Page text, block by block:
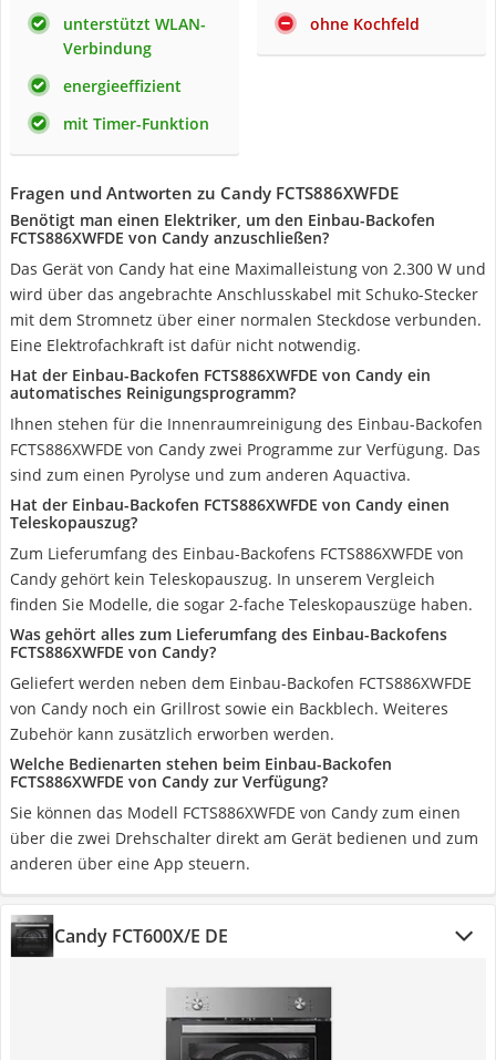
unterstützt WLAN-
Verbindung
energieeffizient
mit Timer-Funktion
ohne Kochfeld
Fragen und Antworten zu Candy FCTS886XWFDE
Benötigt man einen Elektriker, um den Einbau-Backofen
FCTS886XWFDE von Candy anzuschließen?
Das Gerät von Candy hat eine Maximalleistung von 2.300 W und
wird über das angebrachte Anschlusskabel mit Schuko-Stecker
mit dem Stromnetz über einer normalen Steckdose verbunden.
Eine Elektrofachkraft ist dafür nicht notwendig.
Hat der Einbau-Backofen FCTS886XWFDE von Candy ein
automatisches Reinigungsprogramm?
Ihnen stehen für die Innenraumreinigung des Einbau-Backofen
FCTS886XWFDE von Candy zwei Programme zur Verfügung. Das
sind zum einen Pyrolyse und zum anderen Aquactiva.
Hat der Einbau-Backofen FCTS886XWFDE von Candy einen
Teleskopauszug?
Zum Lieferumfang des Einbau-Backofens FCTS886XWFDE von
Candy gehört kein Teleskopauszug. In unserem Vergleich
finden Sie Modelle, die sogar 2-fache Teleskopauszüge haben.
Was gehört alles zum Lieferumfang des Einbau-Backofens
FCTS886XWFDE von Candy?
Geliefert werden neben dem Einbau-Backofen FCTS886XWFDE
von Candy noch ein Grillrost sowie ein Backblech. Weiteres
Zubehör kann zusätzlich erworben werden.
Welche Bedienarten stehen beim Einbau-Backofen
FCTS886XWFDE von Candy zur Verfügung?
Sie können das Modell FCTS886XWFDE von Candy zum einen
über die zwei Drehschalter direkt am Gerät bedienen und zum
anderen über eine App steuern.
Candy FCT600X/E DE